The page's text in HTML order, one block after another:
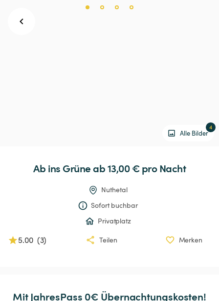
Alle Bilder
4
Ab ins Grüne ab 13,00 € pro Nacht
Nuthetal
Sofort buchbar
Privatplatz
5.00 (3) Teilen Merken